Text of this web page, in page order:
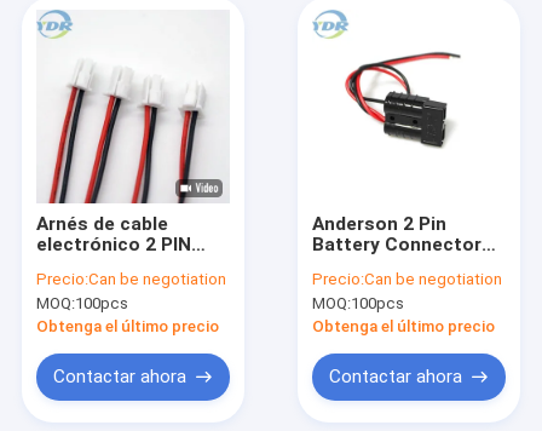
Arnés de cable
electrónico 2 PIN
Buckle de JST PAP
2.0m m
Precio:Can be negotiation
MOQ:100pcs
Obtenga el último precio
Contactar ahora
Anderson 2 Pin
Battery Connector
arnés de la batería de
12 voltios
Precio:Can be negotiation
MOQ:100pcs
Obtenga el último precio
Contactar ahora